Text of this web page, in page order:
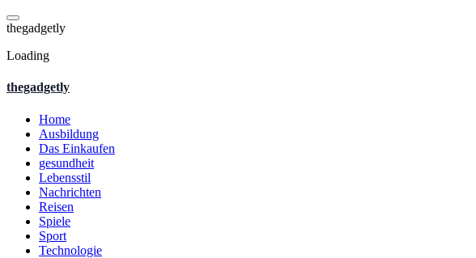
Skip
to
thegadgetly
Loading
thegadgetly
Home
Ausbildung
Das Einkaufen
gesundheit
Lebensstil
Nachrichten
Reisen
Spiele
Sport
Technologie